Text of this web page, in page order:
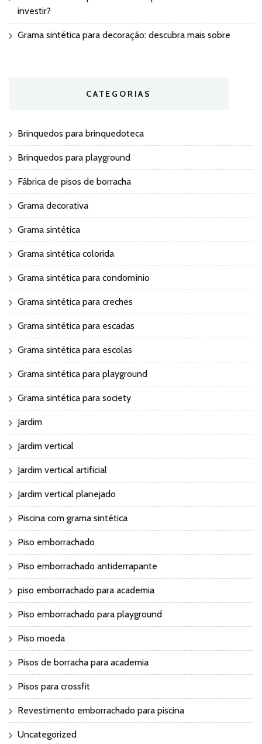
investir?
Grama sintética para decoração: descubra mais sobre
CATEGORIAS
Brinquedos para brinquedoteca
Brinquedos para playground
Fábrica de pisos de borracha
Grama decorativa
Grama sintética
Grama sintética colorida
Grama sintética para condomínio
Grama sintética para creches
Grama sintética para escadas
Grama sintética para escolas
Grama sintética para playground
Grama sintética para society
Jardim
Jardim vertical
Jardim vertical artificial
Jardim vertical planejado
Piscina com grama sintética
Piso emborrachado
Piso emborrachado antiderrapante
piso emborrachado para academia
Piso emborrachado para playground
Piso moeda
Pisos de borracha para academia
Pisos para crossfit
Revestimento emborrachado para piscina
Uncategorized